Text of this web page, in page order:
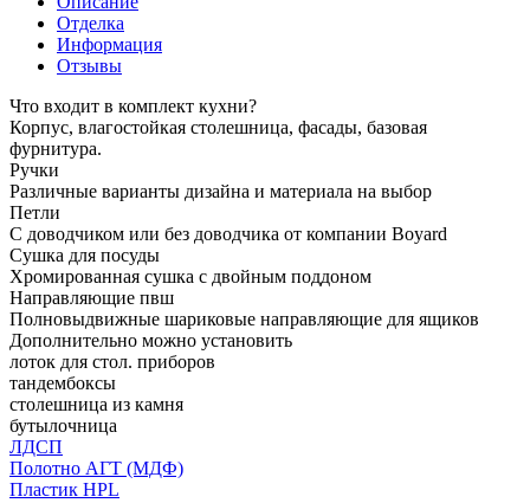
Отделка
Информация
Отзывы
Что входит в комплект кухни?
Корпус, влагостойкая столешница, фасады, базовая
фурнитура.
Ручки
Различные варианты дизайна и материала на выбор
Петли
С доводчиком или без доводчика от компании Boyard
Сушка для посуды
Хромированная сушка с двойным поддоном
Направляющие пвш
Полновыдвижные шариковые направляющие для ящиков
Дополнительно можно установить
лоток для стол. приборов
тандембоксы
столешница из камня
бутылочница
ЛДСП
Полотно АГТ (МДФ)
Пластик HPL